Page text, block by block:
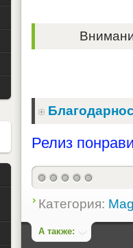
Релиз
Категория:
А также: